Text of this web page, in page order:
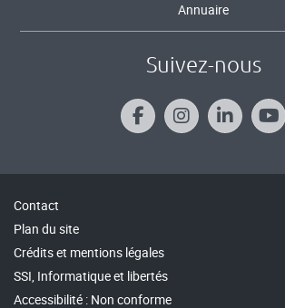
Annuaire
Suivez-nous
Contact
Plan du site
Crédits et mentions légales
SSI, Informatique et libertés
Accessibilité : Non conforme